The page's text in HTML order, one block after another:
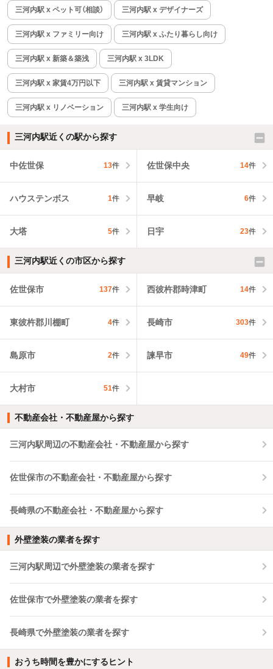
三河内駅 x ペット可（相談） 三河内駅 x デザイナーズ
三河内駅 x ファミリー向け 三河内駅 x ふたり暮らし向け
三河内駅 x 新築＆築浅 三河内駅 x 3LDK
三河内駅 x 家賃4万円以下 三河内駅 x 賃貸マンション
三河内駅 x リノベーション 三河内駅 x 学生向け
三河内駅近くの駅から探す
中佐世保 13件 佐世保中央 14件
ハウステンボス 1件 早岐 6件
大塔 5件 日宇 23件
三河内駅近くの市区から探す
佐世保市 137件 西彼杵郡時津町 14件
東彼杵郡川棚町 4件 長崎市 303件
島原市 2件 諫早市 49件
大村市 51件
不動産会社・不動産屋から探す
三河内駅周辺の不動産会社・不動産屋から探す
佐世保市の不動産会社・不動産屋から探す
長崎県の不動産会社・不動産屋から探す
外壁塗装の業者を探す
三河内駅周辺で外壁塗装の業者を探す
佐世保市で外壁塗装の業者を探す
長崎県で外壁塗装の業者を探す
おうち時間を豊かにするヒント